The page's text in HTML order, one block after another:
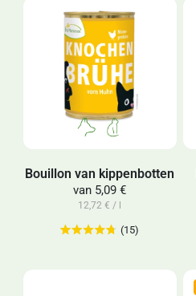
Bouillon van kippenbotten
van 5,09 €
12,72 € / l
(15)